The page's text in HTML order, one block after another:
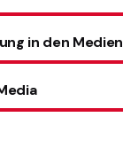
in den Medien